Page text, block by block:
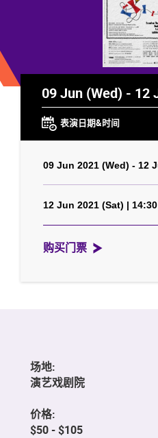
09 Jun (Wed) - 12
表演日期&时间
09 Jun 2021 (Wed) - 12
12 Jun 2021 (Sat) | 14:30
购买门票
场地:
演艺戏剧院
价格:
$50 - $105